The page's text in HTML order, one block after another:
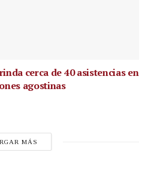
cerca de 40 asistencias en
agostinas
MÁS